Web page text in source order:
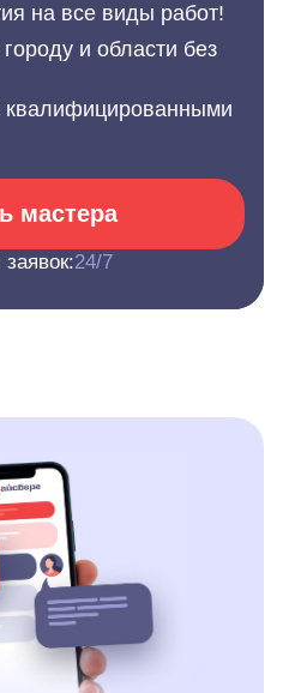
на все виды работ!
и области без
квалифицированными
мастера
24/7